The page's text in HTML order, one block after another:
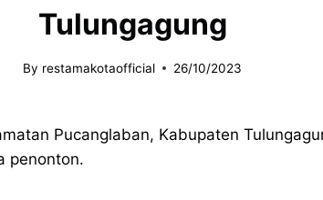
Tulungagung
By restamakotaofficial 26/10/2023
Pucanglaban, Kabupaten
penonton.